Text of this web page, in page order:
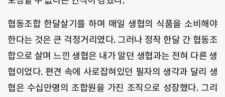
협동조합 한달살기를 하며 매일 생협의 식품을 소비해야
한다는 것은 큰 걱정거리였다. 그러나 정작 한달 간 협동조
합으로 살며 느낀 생협은 내가 알던 생협과는 전혀 다른 생
협이었다. 편견 속에 사로잡혀있던 필자의 생각과 달리 생
협은 수십만명의 조합원을 가진 조직으로 성장했다. 그리